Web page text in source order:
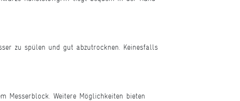
zu spülen und gut abzutrocknen. Keinesfalls
Messerblock. Weitere Möglichkeiten bieten